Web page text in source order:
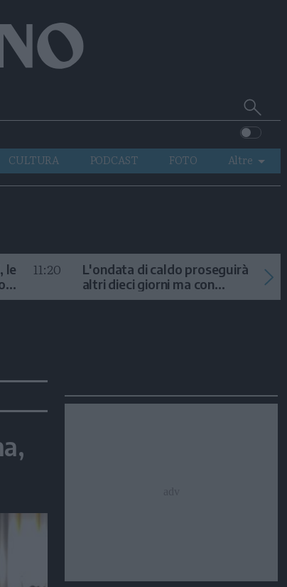
Cerca
su
Trentino
CULTURA PODCAST FOTO
Altre
VIDEO
le
11:20
L'ondata di caldo proseguirà
altri dieci giorni ma con
temporali